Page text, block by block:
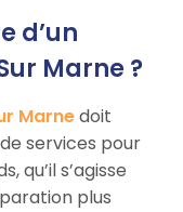
d’un
Marne ?
Marnedoit
services pour
qu’il s’agisse
plus